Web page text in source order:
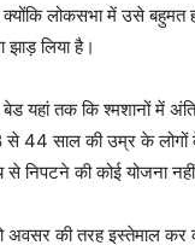
लोकसभा में उसे
झाड़ लिया है।
यहां तक कि श्मशानों में
44 साल की उम्र के लोगों
निपटने की कोई योजना
अवसर की तरह इस्तेमाल कर